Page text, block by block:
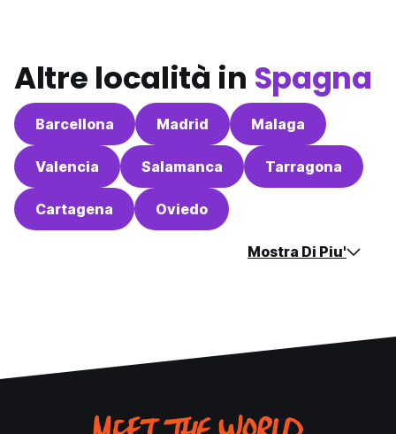
Altre località in Spagna
Barcellona Madrid Malaga
Valencia Salamanca Tarragona
Cartagena Oviedo
Mostra Di Piu'